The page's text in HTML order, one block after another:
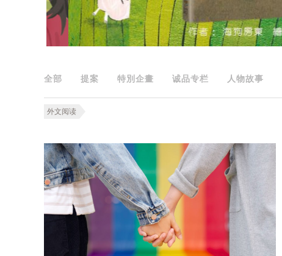
全部 提案 特別企畫 诚品专栏 人物故事
外文阅读